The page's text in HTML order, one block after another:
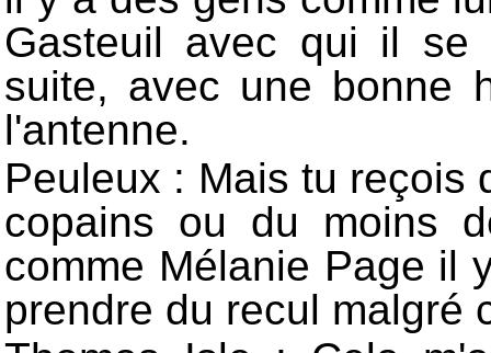
Gasteuil avec qui il se
suite, avec une bonne
l'antenne.
Peuleux : Mais tu reçois
copains ou du moins
comme Mélanie Page il
prendre du recul malgré